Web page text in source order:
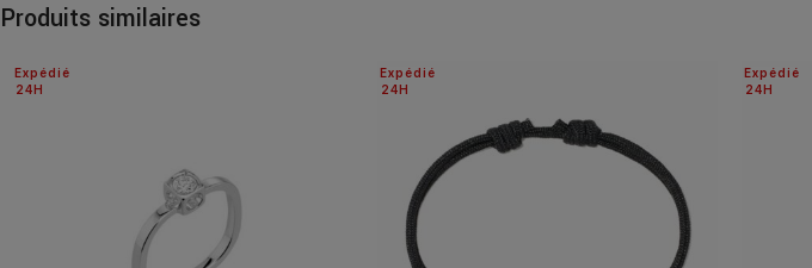
Produits similaires
24H
Expédié
24H
Expédié
24H
Expédié